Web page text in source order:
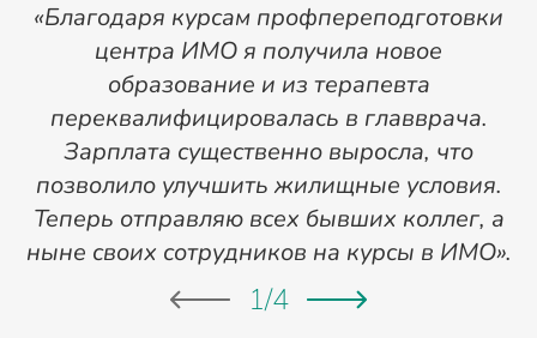
«Благодаря курсам профпереподготовки
центра ИМО я получила новое
образование и из терапевта
переквалифицировалась в главврача.
Зарплата существенно выросла, что
позволило улучшить жилищные условия.
Теперь отправляю всех бывших коллег, а
ныне своих сотрудников на курсы в ИМО».
1/4